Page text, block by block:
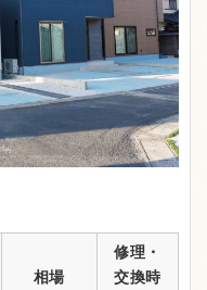
相場
修理・
交換時